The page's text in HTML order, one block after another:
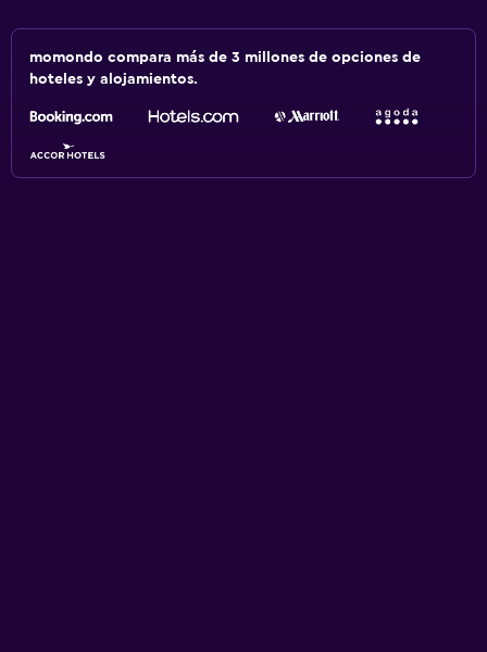
momondo compara más de 3 millones de opciones de
hoteles y alojamientos.